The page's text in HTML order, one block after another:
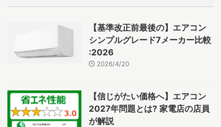
【基準改正前最後の】エアコン
シンプルグレード7メーカー比較
:2026
2026/4/20
【信じがたい価格へ】エアコン
2027年問題とは? 家電店の店員
が解説